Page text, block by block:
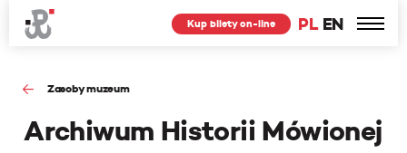
PL EN
Kup bilety on-line
Zasoby muzeum
Archiwum Historii Mówionej